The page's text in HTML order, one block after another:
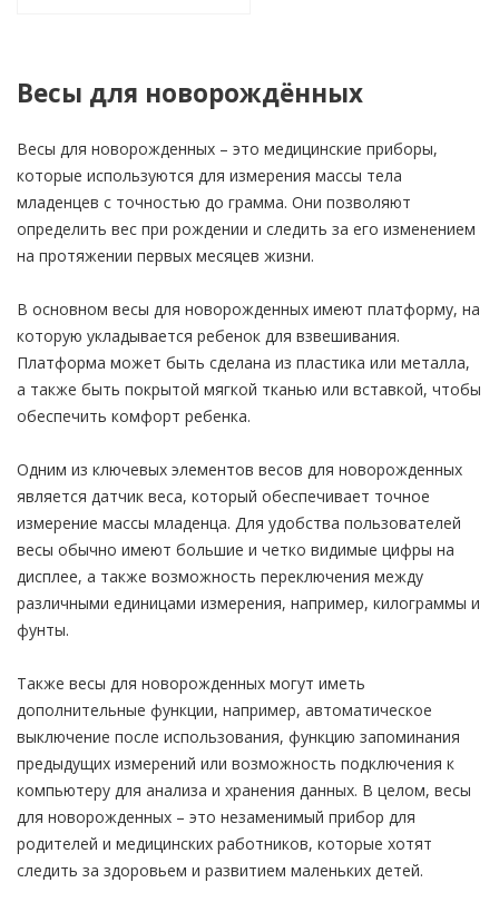
Весы для новорождённых
Весы для новорожденных – это медицинские приборы,
которые используются для измерения массы тела
младенцев с точностью до грамма. Они позволяют
определить вес при рождении и следить за его изменением
на протяжении первых месяцев жизни.
В основном весы для новорожденных имеют платформу, на
которую укладывается ребенок для взвешивания.
Платформа может быть сделана из пластика или металла,
а также быть покрытой мягкой тканью или вставкой, чтобы
обеспечить комфорт ребенка.
Одним из ключевых элементов весов для новорожденных
является датчик веса, который обеспечивает точное
измерение массы младенца. Для удобства пользователей
весы обычно имеют большие и четко видимые цифры на
дисплее, а также возможность переключения между
различными единицами измерения, например, килограммы и
фунты.
Также весы для новорожденных могут иметь
дополнительные функции, например, автоматическое
выключение после использования, функцию запоминания
предыдущих измерений или возможность подключения к
компьютеру для анализа и хранения данных. В целом, весы
для новорожденных – это незаменимый прибор для
родителей и медицинских работников, которые хотят
следить за здоровьем и развитием маленьких детей.